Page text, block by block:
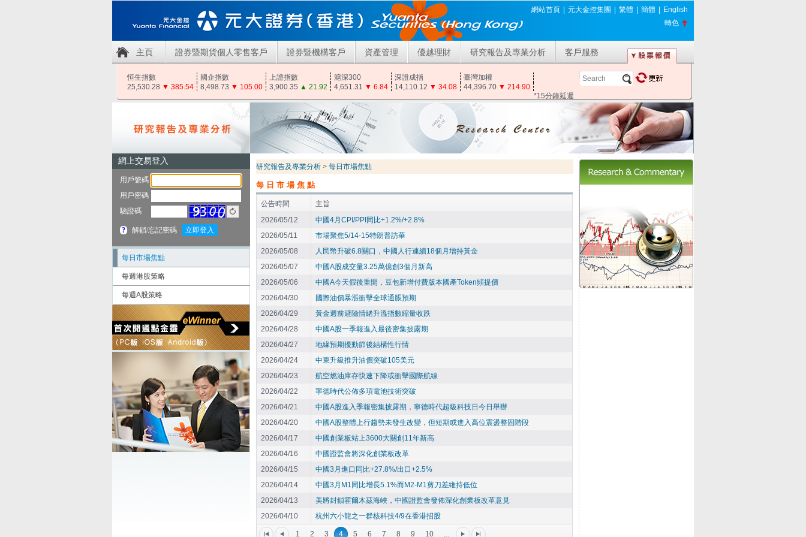
網站首頁 元大金控集團 繁體 簡體
English
轉色
主頁 證券暨期貨個人零售客戶 證券暨機構客戶 資產管理 優越理財 研究報告及專業分析 客戶服務
恒生指數 國企指數 上證指數 滬深300 深證成指
臺灣加權
25,530.28 ▼ 385.54 8,498.73 ▼ 105.00 3,900.35 ▲ 21.92 4,651.31 ▼ 6.84 14,110.12 ▼ 34.08 44,396.70 ▼ 214.90
*15分鐘延遲
每日市場焦點
每週港股策略
每週A股策略
研究報告及專業分析 > 每日市場焦點
每日市場焦點
公告時間
主旨
2026/05/12
中國4月CPI/PPI同比+1.2%/+2.8%
2026/05/11
市場聚焦5/14-15特朗普訪華
2026/05/08
人民幣升破6.8關口，中國人行連續18個月增持黃金
2026/05/07
中國A股成交量3.25萬億創3個月新高
2026/05/06
中國A今天假後重開，豆包新增付費版本國產Token頻提價
2026/04/30
國際油價暴漲衝擊全球通脹預期
2026/04/29
黃金週前避險情緒升溫指數縮量收跌
2026/04/28
中國A股一季報進入最後密集披露期
2026/04/27
地緣預期擾動節後結構性行情
2026/04/24
中東升級推升油價突破105美元
2026/04/23
航空燃油庫存快速下降或衝擊國際航線
2026/04/22
寧德時代公佈多項電池技術突破
2026/04/21
中國A股進入季報密集披露期，寧德時代超級科技日今日舉辦
2026/04/20
中國A股整體上行趨勢未發生改變，但短期或進入高位震盪整固階段
2026/04/17
中國創業板站上3600大關創11年新高
2026/04/16
中國證監會將深化創業板改革
2026/04/15
中國3月進口同比+27.8%/出口+2.5%
2026/04/14
中國3月M1同比增長5.1%而M2-M1剪刀差維持低位
2026/04/13
美將封鎖霍爾木茲海峽，中國證監會發佈深化創業板改革意見
2026/04/10
杭州六小龍之一群核科技4/9在香港招股
1 2 3 4 5 6 7 8 9 10 ...